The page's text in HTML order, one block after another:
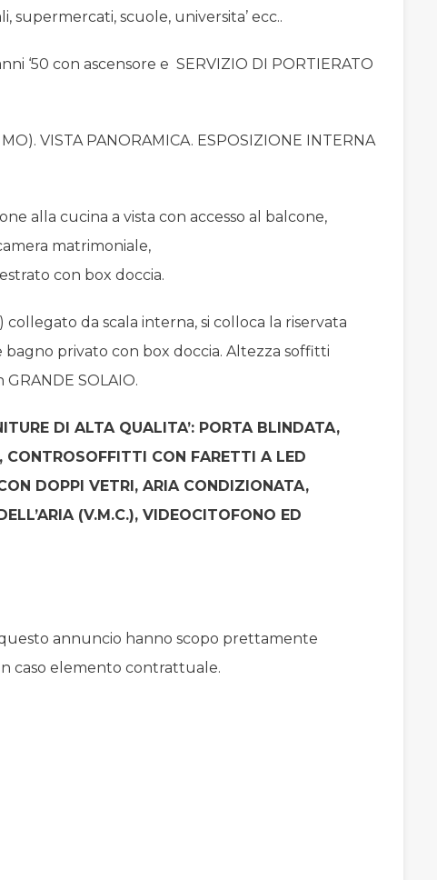
supermercati, scuole, universita’ ecc..
‘50 con ascensore e SERVIZIO DI PORTIERATO
VISTA PANORAMICA. ESPOSIZIONE INTERNA
alla cucina a vista con accesso al balcone,
matrimoniale,
con box doccia.
da scala interna, si colloca la riservata
privato con box doccia. Altezza soffitti
SOLAIO.
DI ALTA QUALITA’: PORTA BLINDATA,
CONTROSOFFITTI CON FARETTI A LED
DOPPI VETRI, ARIA CONDIZIONATA,
(V.M.C.), VIDEOCITOFONO ED
annuncio hanno scopo prettamente
caso elemento contrattuale.